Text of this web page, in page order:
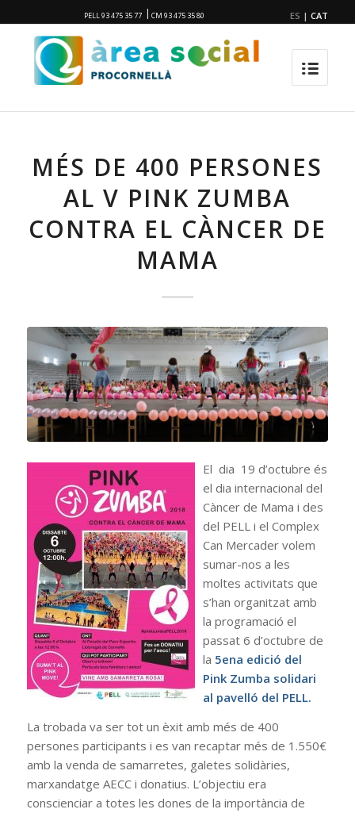
PELL 93 475 35 77 | CM 93 475 35 80 ES |CAT
MÉS DE 400 PERSONES
AL V PINK ZUMBA
CONTRA EL CÀNCER DE
MAMA
El dia 19 d’octubre és
el dia internacional del
Càncer de Mama i des
del PELL i el Complex
Can Mercader volem
sumar-nos a les
moltes activitats que
s’han organitzat amb
la programació el
passat 6 d’octubre de
la 5ena edició del
Pink Zumba solidari
al pavelló del PELL.
La trobada va ser tot un èxit amb més de 400
persones participants i es van recaptar més de 1.550€
amb la venda de samarretes, galetes solidàries,
marxandatge AECC i donatius. L’objectiu era
conscienciar a totes les dones de la importància de